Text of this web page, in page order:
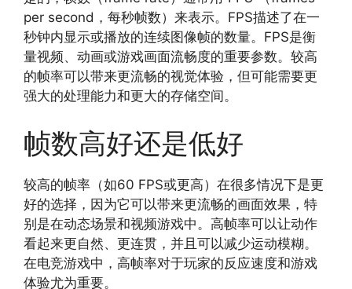
per second，每秒帧数）来表示。FPS描述了在一
秒钟内显示或播放的连续图像帧的数量。FPS是衡
量视频、动画或游戏画面流畅度的重要参数。较高
的帧率可以带来更流畅的视觉体验，但可能需要更
强大的处理能力和更大的存储空间。
帧数高好还是低好
较高的帧率（如60 FPS或更高）在很多情况下是更
好的选择，因为它可以带来更流畅的画面效果，特
别是在动态场景和视频游戏中。高帧率可以让动作
看起来更自然、更连贯，并且可以减少运动模糊。
在电竞游戏中，高帧率对于玩家的反应速度和游戏
体验尤为重要。